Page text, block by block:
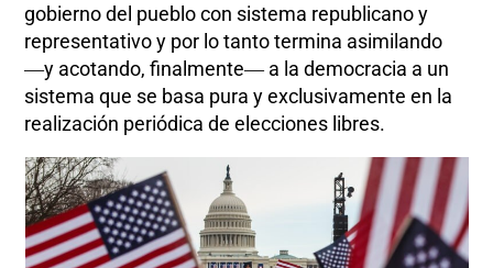
gobierno del pueblo con sistema republicano y
representativo y por lo tanto termina asimilando
―y acotando, finalmente― a la democracia a un
sistema que se basa pura y exclusivamente en la
realización periódica de elecciones libres.